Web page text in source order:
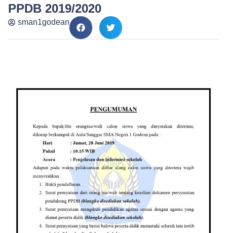
PPDB 2019/2020
sman1godean